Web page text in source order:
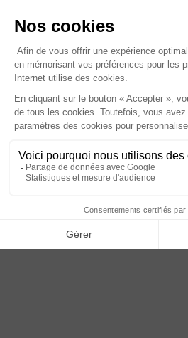
Nous contacter
À propos
Paiement sécurisé
Livraison | Retour client
Nos tutos
Connexion / Inscription
2018 - 2026 © Tessella,